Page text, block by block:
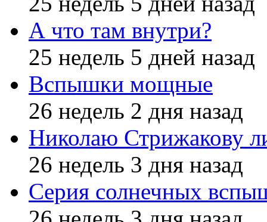
А что там внутри?
25 недель 5 дней назад
Вспышки мощные
26 недель 2 дня назад
Николаю Стрижакову
26 недель 3 дня назад
Серия солнечных